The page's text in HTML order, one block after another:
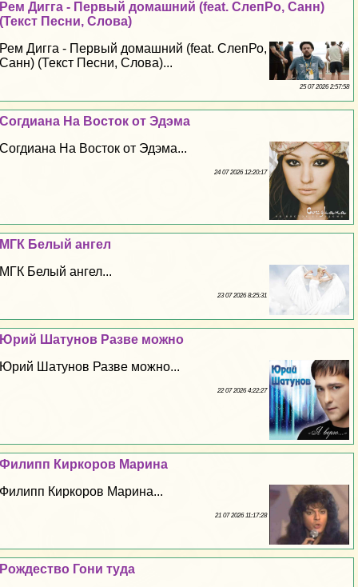
Рем Дигга - Первый домашний (feat. СлепРо, Санн)
(Текст Песни, Слова)
Рем Дигга - Первый домашний (feat. СлепРо,
Санн) (Текст Песни, Слова)...
25 07 2026 2:57:58
Согдиана На Восток от Эдэма
Согдиана На Восток от Эдэма...
24 07 2026 12:20:17
МГК Белый ангел
МГК Белый ангел...
23 07 2026 8:25:31
Юрий Шатунов Разве можно
Юрий Шатунов Разве можно...
22 07 2026 4:22:27
Филипп Киркоров Марина
Филипп Киркоров Марина...
21 07 2026 11:17:28
Рождество Гони туда